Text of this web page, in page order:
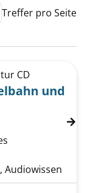
Treffer pro Seite
CD
und
Audiowissen